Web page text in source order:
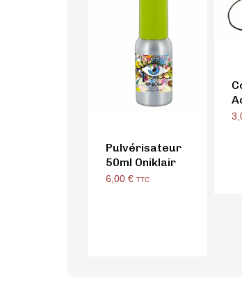
Pulvérisateur
50ml Oniklair
6,00 € TTC